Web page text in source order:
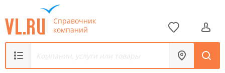
Справочник
компаний